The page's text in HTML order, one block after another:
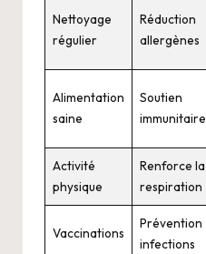
Nettoyage
régulier
Réduction
allergènes
Alimentation
saine
Soutien
immunitaire
Activité
physique
Renforce la
respiration
Vaccinations
Prévention
infections